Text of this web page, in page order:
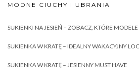
MODNE CIUCHY I UBRANIA
SUKIENKI NA JESIEŃ – ZOBACZ, KTÓRE
SUKIENKA W KRATĘ – IDEALNY WAKACYJNY
SUKIENKA W KRATĘ – JESIENNY MUST HAVE